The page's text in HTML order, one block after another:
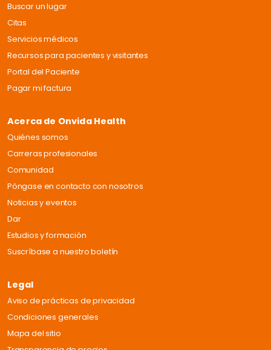
Buscar un lugar
Citas
Servicios médicos
Recursos para pacientes y visitantes
Portal del Paciente
Pagar mi factura
Acerca de Onvida Health
Quiénes somos
Carreras profesionales
Comunidad
Póngase en contacto con nosotros
Noticias y eventos
Dar
Estudios y formación
Suscríbase a nuestro boletín
Legal
Aviso de prácticas de privacidad
Condiciones generales
Mapa del sitio